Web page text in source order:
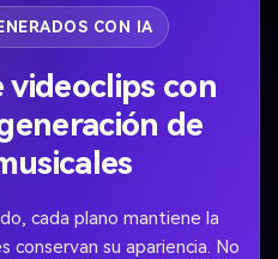
CON IA
videoclips con
de
cada plano mantiene la
conservan su apariencia. No